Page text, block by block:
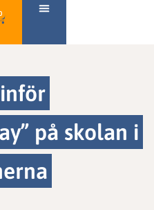
på skolan i